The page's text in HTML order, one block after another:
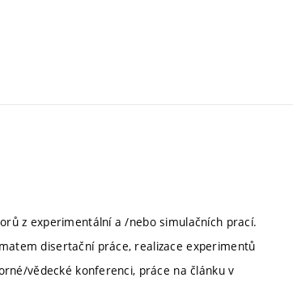
z experimentální a /nebo simulačních prací.
disertační práce, realizace experimentů
vědecké konferenci, práce na článku v